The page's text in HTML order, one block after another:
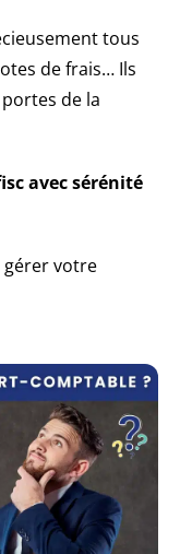
tous
de frais… Ils
de la
avec sérénité
gérer votre